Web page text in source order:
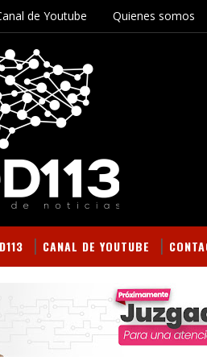
de Youtube Quienes somos
CANAL DE YOUTUBE